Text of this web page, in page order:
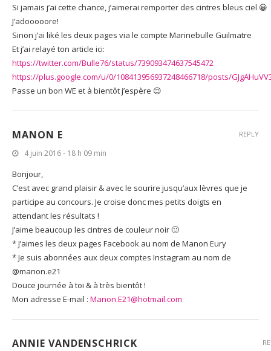
Si jamais j’ai cette chance, j’aimerai remporter des cintres bleus ciel 😀
J’adooooore!
Sinon j’ai liké les deux pages via le compte Marinebulle Guilmatre
Et j’ai relayé ton article ici:
https://twitter.com/Bulle76/status/739093474637545472
https://plus.google.com/u/0/108413956937248466718/posts/
Passe un bon WE et à bientôt j’espère 😉
MANON E
4 juin 2016 - 18 h 09 min
Bonjour,
C’est avec grand plaisir & avec le sourire jusqu’aux lèvres que je
participe au concours. Je croise donc mes petits doigts en
attendant les résultats !
J’aime beaucoup les cintres de couleur noir 🙂
* J’aimes les deux pages Facebook au nom de Manon Eury
* Je suis abonnées aux deux comptes Instagram au nom de
@manon.e21
Douce journée à toi & à très bientôt !
Mon adresse E-mail : Manon.E21@hotmail.com
REPLY
ANNIE VANDENSCHRICK